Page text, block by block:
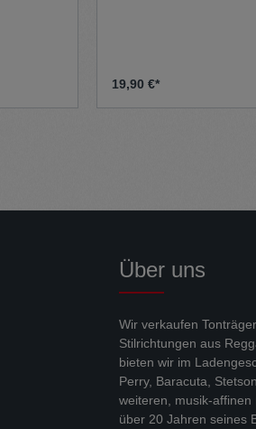
19,90 €*
Über uns
Wir verkaufen
Stilrichtungen aus
bieten wir im
Perry, Baracuta,
weiteren, musik-
über 20 Jahren seines